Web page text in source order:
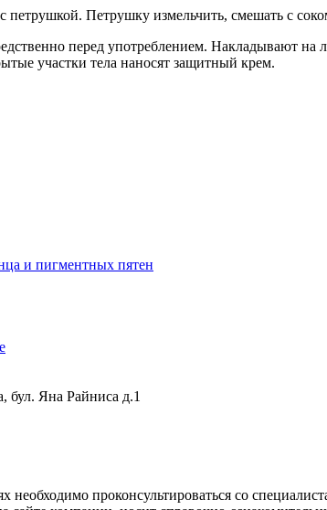
Петрушку измельчить, смешать с
перед употреблением. Накладывают
участки тела наносят защитный крем.
и пигментных пятен
бул. Яна Райниса д.1
проконсультироваться со